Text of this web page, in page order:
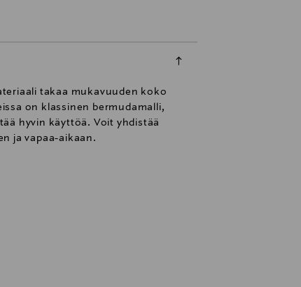
takaa mukavuuden koko
on klassinen bermudamalli,
hyvin käyttöä. Voit yhdistää
ja vapaa-aikaan.